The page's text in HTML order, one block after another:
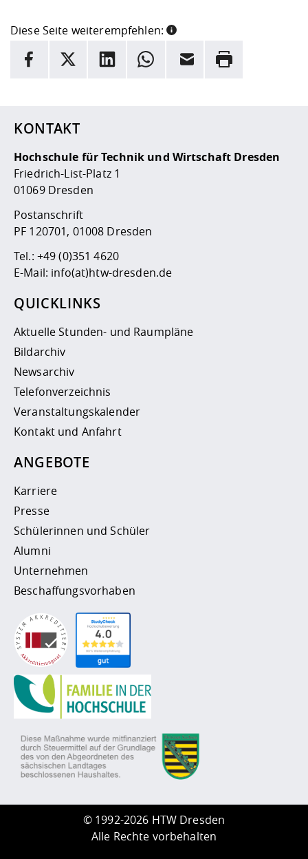
Diese Seite weiterempfehlen:
INFORMATION
Facebook
X LinkedInWhatsappE-Mail Drucken
KONTAKT
Hochschule für Technik und Wirtschaft Dresden
Friedrich-List-Platz 1
01069 Dresden
Postanschrift
PF 120701, 01008 Dresden
Tel.: +49 (0)351 4620
E-Mail: info(at)htw-dresden.de
QUICKLINKS
Aktuelle Stunden- und Raumpläne
Bildarchiv
Newsarchiv
Telefonverzeichnis
Veranstaltungskalender
Kontakt und Anfahrt
ANGEBOTE
Karriere
Presse
Schülerinnen und Schüler
Alumni
Unternehmen
Beschaffungsvorhaben
© 1992-2026 HTW Dresden
Alle Rechte vorbehalten